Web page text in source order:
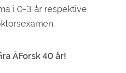
i 0-3 år respektive
ÅForsk 40 år!